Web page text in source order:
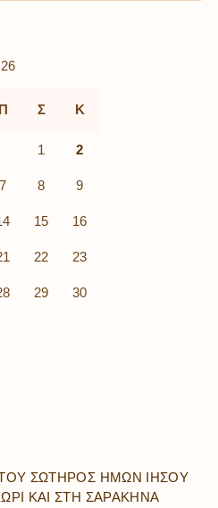
Π Σ Κ
1 2
7 8 9
15 16
22 23
29 30
ΣΩΤΗΡΟΣ ΗΜΩΝ ΙΗΣΟΥ
ΚΑΙ ΣΤΗ ΣΑΡΑΚΗΝΑ